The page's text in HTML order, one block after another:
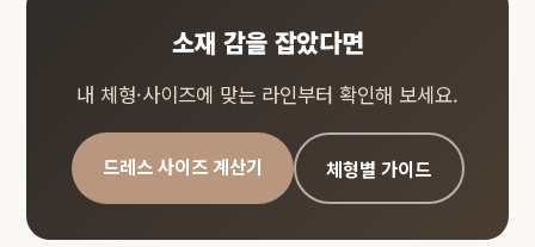
소재 감을 잡았다면
내 체형·사이즈에 맞는 라인부터 확인해 보세요.
드레스 사이즈 계산기 체형별 가이드